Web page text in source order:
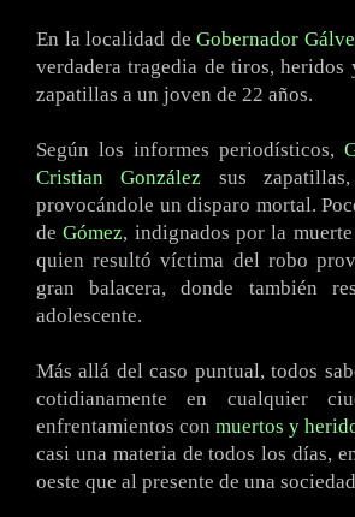
En la localidad de Gobernador
verdadera tragedia de tiros,
zapatillas a un joven de 22 años.
Según los informes periodísticos,
Cristian González sus
provocándole un disparo mortal.
deGómez, indignados por la
quien resultó víctima del robo
gran balacera, donde también
adolescente.
Más allá del caso puntual, todos
cotidianamente en cualquier
enfrentamientos conmuertos y
casi una materia de todos los días,
oeste que al presente de una